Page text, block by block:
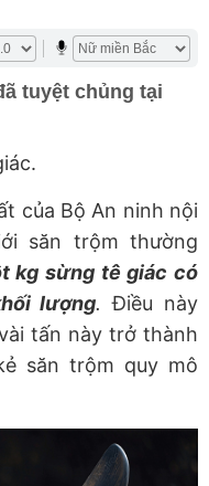
tuyệt chủng tại
của Bộ An ninh nội
săn trộm thường
kg sừng tê giác có
lượng. Điều này
tấn này trở thành
săn trộm quy mô